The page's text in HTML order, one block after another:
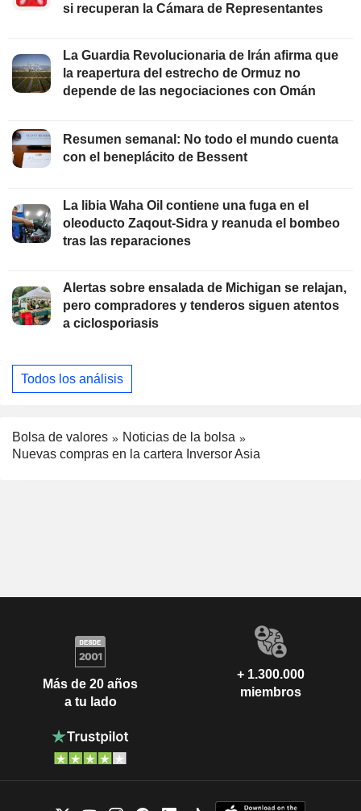
si recuperan la Cámara de Representantes
La Guardia Revolucionaria de Irán afirma que
la reapertura del estrecho de Ormuz no
depende de las negociaciones con Omán
Resumen semanal: No todo el mundo cuenta
con el beneplácito de Bessent
La libia Waha Oil contiene una fuga en el
oleoducto Zaqout-Sidra y reanuda el bombeo
tras las reparaciones
Alertas sobre ensalada de Michigan se relajan,
pero compradores y tenderos siguen atentos
a ciclosporiasis
Todos los análisis
Bolsa de valores
Noticias de la bolsa
Nuevas compras en la cartera Inversor Asia
Más de 20 años
a tu lado
+ 1.300.000
miembros